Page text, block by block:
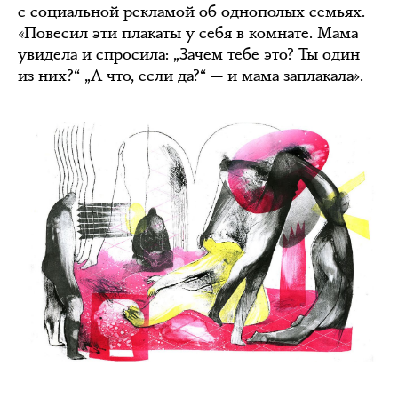
с социальной рекламой об однополых семьях.
«Повесил эти плакаты у себя в комнате. Мама
увидела и спросила: „Зачем тебе это? Ты один
из них?“ „А что, если да?“ — и мама заплакала».